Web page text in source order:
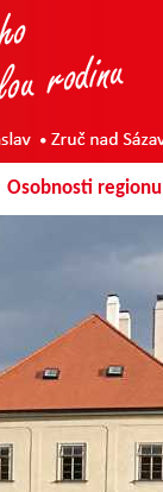
Osobnosti regionu